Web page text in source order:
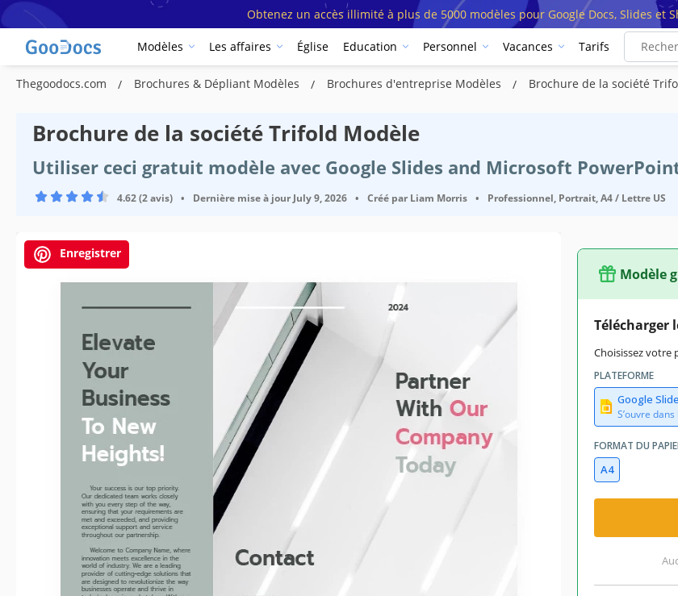
Obtenez un accès illimité à plus de 5000 modèles pour Google Docs, Slides et
Modèles Les affaires Église Education Personnel Vacances Tarifs
Thegoodocs.com Brochures & Dépliant Modèles Brochures d'entreprise Modèles Brochure de la société
Brochure de la société Trifold Modèle
Utiliser ceci gratuit modèle avec Google Slides and Microsoft
4.62 (2 avis) • Dernière mise à jour July 9, 2026 • Créé par Liam Morris • Professionnel, Portrait, A4 / Lettre US
Enregistrer
Modèle
Télécharger
Choisissez
PLATEFORME
Google
S’ouvre
FORMAT DU
A4